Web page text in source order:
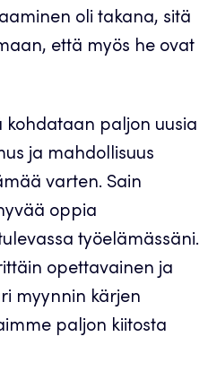
oli takana, sitä
että myös he ovat
kohdataan paljon uusia
ja mahdollisuus
varten. Sain
oppia
työelämässäni.
opettavainen ja
myynnin kärjen
paljon kiitosta